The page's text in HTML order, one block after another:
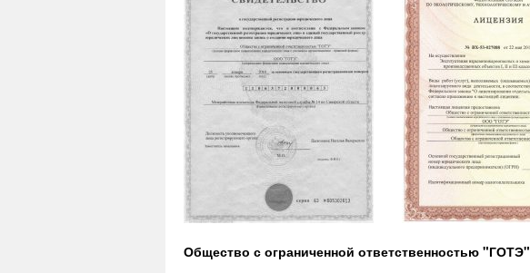
Общество с ограниченной ответственностью "ГОТЭ"